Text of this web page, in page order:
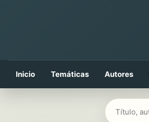
Inicio Temáticas Autores
Buscar libros